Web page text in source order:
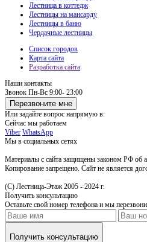
Лестница в коттедж
Лестницы на мансарду
Лестницы в баню
Чердачные лестницы
Список городов
Карта сайта
Разработка сайта
Наши контакты
Звонок Пн-Вс 9:00- 23:00
Перезвоните мне
Или задайте вопрос напрямую в:
Сейчас мы работаем
Viber WhatsApp
Мы в социальных сетях
Материалы с сайта защищены законом РФ об
Копирование запрещено. Сайт не является
(С) Лестница-Этаж 2005 - 2024 г.
Получить консультацию
Оставьте свой номер телефона и мы
Получить консультацию